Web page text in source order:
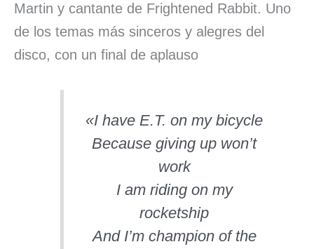
Martin y cantante de Frightened Rabbit. Uno
de los temas más sinceros y alegres del
disco, con un final de aplauso
«I have E.T. on my bicycle
Because giving up won’t
work
I am riding on my
rocketship
And I’m champion of the